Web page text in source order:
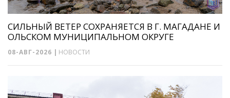
СИЛЬНЫЙ ВЕТЕР СОХРАНЯЕТСЯ В Г. МАГАДАНЕ И
ОЛЬСКОМ МУНИЦИПАЛЬНОМ ОКРУГЕ
08-АВГ-2026 | НОВОСТИ